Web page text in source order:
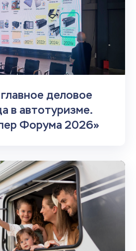
деловое
в автотуризме.
Форума 2026»